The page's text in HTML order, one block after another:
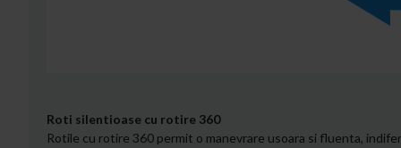
Roti silentioase cu rotire 360
Rotile cu rotire 360 permit o manevrare usoara si fluenta,